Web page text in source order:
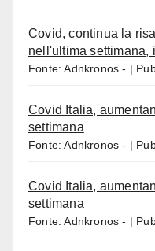
Covid, continua la
nell'ultima settimana,
Fonte: Adnkronos -
Covid Italia,
settimana
Fonte: Adnkronos -
Covid Italia,
settimana
Fonte: Adnkronos -